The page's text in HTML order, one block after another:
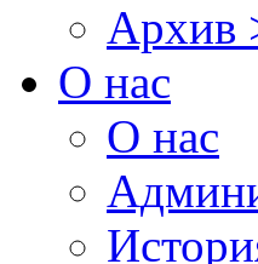
Архив
О нас
О нас